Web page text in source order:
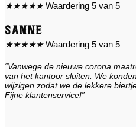
★★★★★ Waardering 5 van 5
Sanne
★★★★★ Waardering 5 van 5
“Vanwege de nieuwe corona
van het kantoor sluiten. We
wijzigen zodat we de lekkere
Fijne klantenservice!”